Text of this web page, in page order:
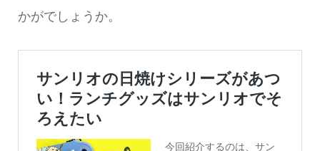
かがでしょうか。